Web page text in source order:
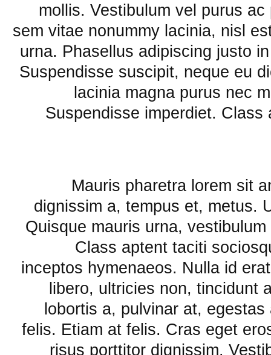
mollis. Vestibulum vel purus
sem vitae nonummy lacinia, nisl
urna. Phasellus adipiscing justo
Suspendisse suscipit, neque eu
lacinia magna purus nec
Suspendisse imperdiet.
Mauris pharetra lorem sit
dignissim a, tempus et, metus.
Quisque mauris urna,
Class aptent taciti
inceptos hymenaeos. Nulla id
libero, ultricies non, tincidunt
lobortis a, pulvinar at,
felis. Etiam at felis. Cras eget
risus porttitor dignissim.